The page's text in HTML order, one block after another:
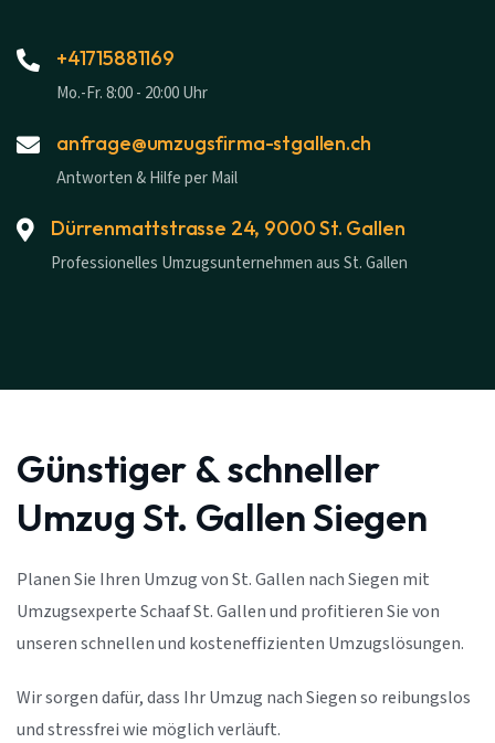
+41715881169
Mo.-Fr. 8:00 - 20:00 Uhr
anfrage@umzugsfirma-stgallen.ch
Antworten & Hilfe per Mail
Dürrenmattstrasse 24, 9000 St. Gallen
Professionelles Umzugsunternehmen aus St. Gallen
Günstiger & schneller
Umzug St. Gallen Siegen
Planen Sie Ihren Umzug von St. Gallen nach Siegen mit
Umzugsexperte Schaaf St. Gallen und profitieren Sie von
unseren schnellen und kosteneffizienten Umzugslösungen.
Wir sorgen dafür, dass Ihr Umzug nach Siegen so reibungslos
und stressfrei wie möglich verläuft.